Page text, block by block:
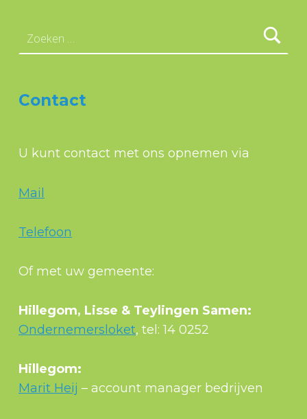
Contact
U kunt contact met ons opnemen via
Mail
Telefoon
Of met uw gemeente:
Hillegom, Lisse & Teylingen Samen:
Ondernemersloket, tel: 14 0252
Hillegom:
Marit Heij – account manager bedrijven